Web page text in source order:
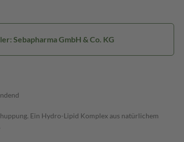
Sebapharma GmbH & Co. KG
Ein Hydro-Lipid Komplex aus natürlichem